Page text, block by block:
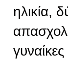
ηλικία,